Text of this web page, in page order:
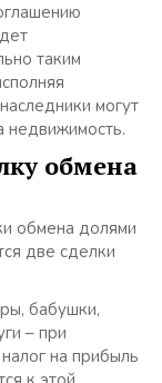
таким
могут
недвижимость.
обмена
обмена долями
две сделки
бабушки,
– при
на прибыль